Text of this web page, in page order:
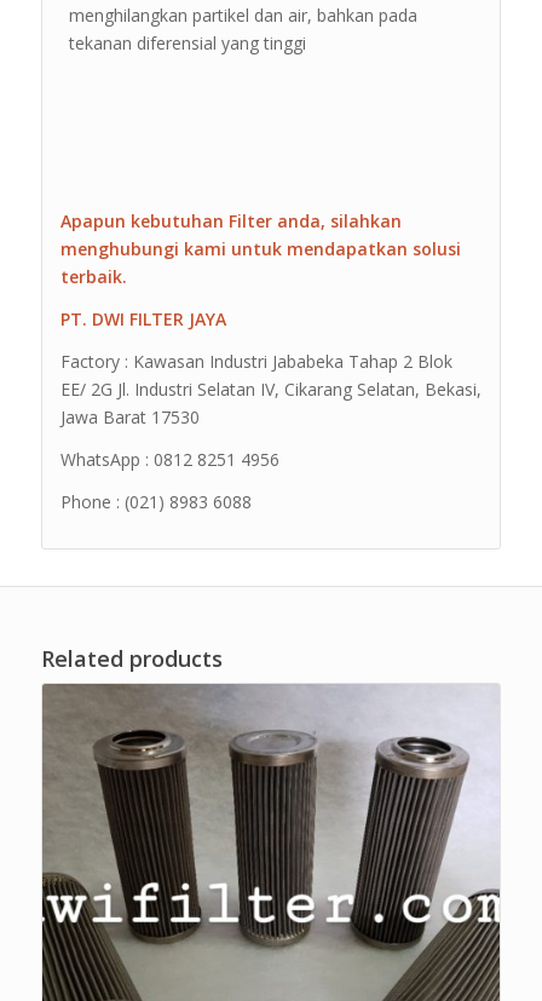
menghilangkan partikel dan air, bahkan pada
tekanan diferensial yang tinggi
Apapun kebutuhan Filter anda, silahkan
menghubungi kami untuk mendapatkan solusi
terbaik.
PT. DWI FILTER JAYA
Factory : Kawasan Industri Jababeka Tahap 2 Blok
EE/ 2G Jl. Industri Selatan IV, Cikarang Selatan, Bekasi,
Jawa Barat 17530
WhatsApp : 0812 8251 4956
Phone : (021) 8983 6088
Related products